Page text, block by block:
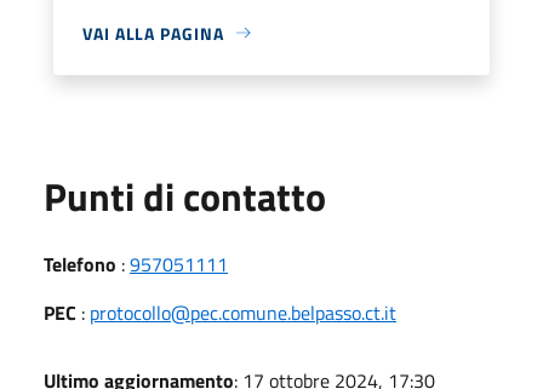
VAI ALLA PAGINA
Punti di contatto
Telefono :957051111
PEC : protocollo@pec.comune.belpasso.ct.it
Ultimo aggiornamento: 17 ottobre 2024, 17:30